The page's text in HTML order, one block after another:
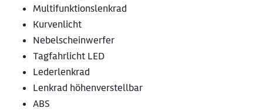
Multifunktionslenkrad
Kurvenlicht
Nebelscheinwerfer
Tagfahrlicht LED
Lederlenkrad
Lenkrad höhenverstellbar
ABS